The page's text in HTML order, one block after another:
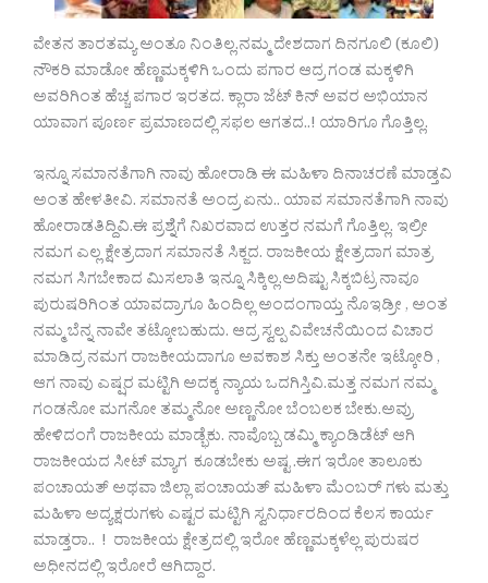
ವೇತನ ತಾರತಮ್ಯ ಅಂತೂ ನಿಂತಿಲ್ಲ.ನಮ್ಮ ದೇಶದಾಗ ದಿನಗೂಲಿ (ಕೂಲಿ)
ನೌಕರಿ ಮಾಡೋ ಹೆಣ್ಣಮಕ್ಕಳಿಗಿ ಒಂದು ಪಗಾರ ಆದ್ರ ಗಂಡ ಮಕ್ಕಳಿಗಿ
ಅವರಿಗಿಂತ ಹೆಚ್ಚ ಪಗಾರ ಇರತದ. ಕ್ಲಾರಾ ಜೆಟ್ ಕಿನ್ ಅವರ ಅಭಿಯಾನ
ಯಾವಾಗ ಪೂರ್ಣ ಪ್ರಮಾಣದಲ್ಲಿ ಸಫಲ ಆಗತದ..! ಯಾರಿಗೂ ಗೊತ್ತಿಲ್ಲ.
ಇನ್ನೂ ಸಮಾನತೆಗಾಗಿ ನಾವು ಹೋರಾಡಿ ಈ ಮಹಿಳಾ ದಿನಾಚರಣೆ ಮಾಡ್ತವಿ
ಅಂತ ಹೇಳತೀವಿ. ಸಮಾನತೆ ಅಂದ್ರ ಏನು.. ಯಾವ ಸಮಾನತೆಗಾಗಿ ನಾವು
ಹೋರಾಡತಿದ್ದಿವಿ.ಈ ಪ್ರಶ್ನೆಗೆ ನಿಖರವಾದ ಉತ್ತರ ನಮಗೆ ಗೊತ್ತಿಲ್ಲ. ಇಲ್ರೀ
ನಮಗ ಎಲ್ಲ ಕ್ಷೇತ್ರದಾಗ ಸಮಾನತೆ ಸಿಕ್ಜದ. ರಾಜಕೀಯ ಕ್ಷೇತ್ರದಾಗ ಮಾತ್ರ
ನಮಗ ಸಿಗಬೇಕಾದ ಮಿಸಲಾತಿ ಇನ್ನೂ ಸಿಕ್ಕಿಲ್ಲ.ಅದಿಷ್ಟು ಸಿಕ್ಕಬಿಟ್ರ ನಾವೂ
ಪುರುಷರಿಗಿಂತ ಯಾವದ್ರಾಗೂ ಹಿಂದಿಲ್ಲ ಅಂದಂಗಾಯ್ತ ನೊಇಡ್ರೀ , ಅಂತ
ನಮ್ಮ ಬೆನ್ನ ನಾವೇ ತಟ್ಕೋಬಹುದು. ಆದ್ರ ಸ್ವಲ್ಪ ವಿವೇಚನೆಯಿಂದ ವಿಚಾರ
ಮಾಡಿದ್ರ ನಮಗ ರಾಜಕೀಯದಾಗೂ ಅವಕಾಶ ಸಿಕ್ತು ಅಂತನೇ ಇಟ್ಕೋರಿ ,
ಆಗ ನಾವು ಎಷ್ಷರ ಮಟ್ಟಿಗಿ ಅದಕ್ಕ ನ್ಯಾಯ ಒದಗಿಸ್ತಿವಿ.ಮತ್ತ ನಮಗ ನಮ್ಮ
ಗಂಡನೋ ಮಗನೋ ತಮ್ಮನೋ ಅಣ್ಣನೋ ಬೆಂಬಲಕ ಬೇಕು.ಅವ್ರು
ಹೇಳಿದಂಗೆ ರಾಜಕೀಯ ಮಾಡ್ಭೆಕು. ನಾವೊಬ್ಬ ಡಮ್ಮಿ ಕ್ಯಾಂಡಿಡೆಟ್ ಆಗಿ
ರಾಜಕೀಯದ ಸೀಟ್ ಮ್ಯಾಗ ಕೂಡಬೇಕು ಅಷ್ಟ .ಈಗ ಇರೋ ತಾಲೂಕು
ಪಂಚಾಯತ್ ಅಥವಾ ಜಿಲ್ಲಾ ಪಂಚಾಯತ್ ಮಹಿಳಾ ಮೆಂಬರ್ ಗಳು ಮತ್ತು
ಮಹಿಳಾ ಅದ್ಯಕ್ಷರುಗಳು ಎಷ್ಟರ ಮಟ್ಟಿಗಿ ಸ್ವನಿರ್ಧಾರದಿಂದ ಕೆಲಸ ಕಾರ್ಯ
ಮಾಡ್ತರಾ.. ! ರಾಜಕೀಯ ಕ್ಷೇತ್ರದಲ್ಲಿ ಇರೋ ಹೆಣ್ಣಮಕ್ಕಳೆಲ್ಲ ಪುರುಷರ
ಅಧೀನದಲ್ಲಿ ಇರೋರೆ ಆಗಿದ್ದಾರ.